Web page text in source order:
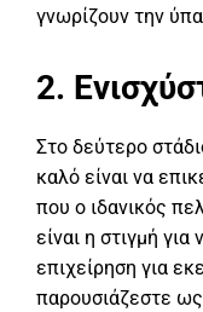
γνωρίζουν την
2.
Στο δεύτερο
καλό είναι να
που ο ιδανικός
είναι η στιγμή
επιχείρηση για
παρουσιάζεστε